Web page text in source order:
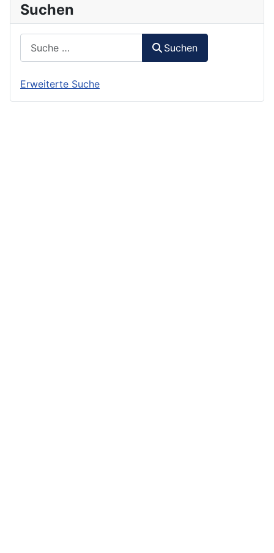
Suchen
Suchen
Erweiterte Suche